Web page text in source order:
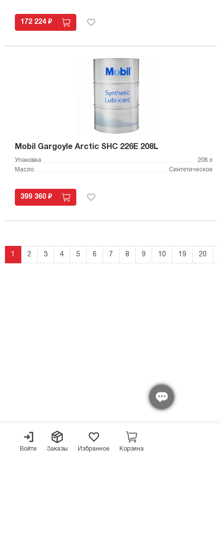
Войти Заказы Избранное Корзина
172 224 ₽
Mobil Gargoyle Arctic SHC 226E 208L
Упаковка
208 л
Масло
Синтетическое
399 360 ₽
1 2 3 4 5 6 7 8 9 10 19 20